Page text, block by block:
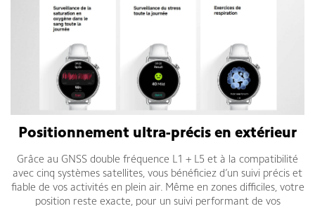
Positionnement ultra-précis en extérieur
Grâce au GNSS double fréquence L1 + L5 et à la compatibilité
avec cinq systèmes satellites, vous bénéficiez d’un suivi précis et
fiable de vos activités en plein air. Même en zones difficiles, votre
position reste exacte, pour un suivi performant de vos